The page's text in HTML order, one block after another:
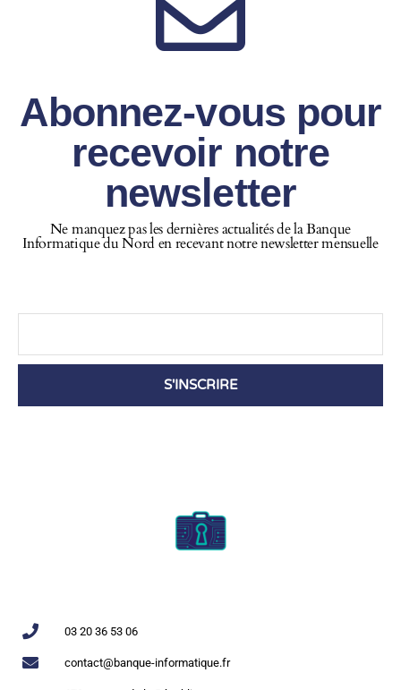
Abonnez-vous pour
recevoir notre
newsletter
Ne manquez pas les dernières actualités de la Banque
Informatique du Nord en recevant notre newsletter mensuelle
S'INSCRIRE
03 20 36 53 06
contact@banque-informatique.fr